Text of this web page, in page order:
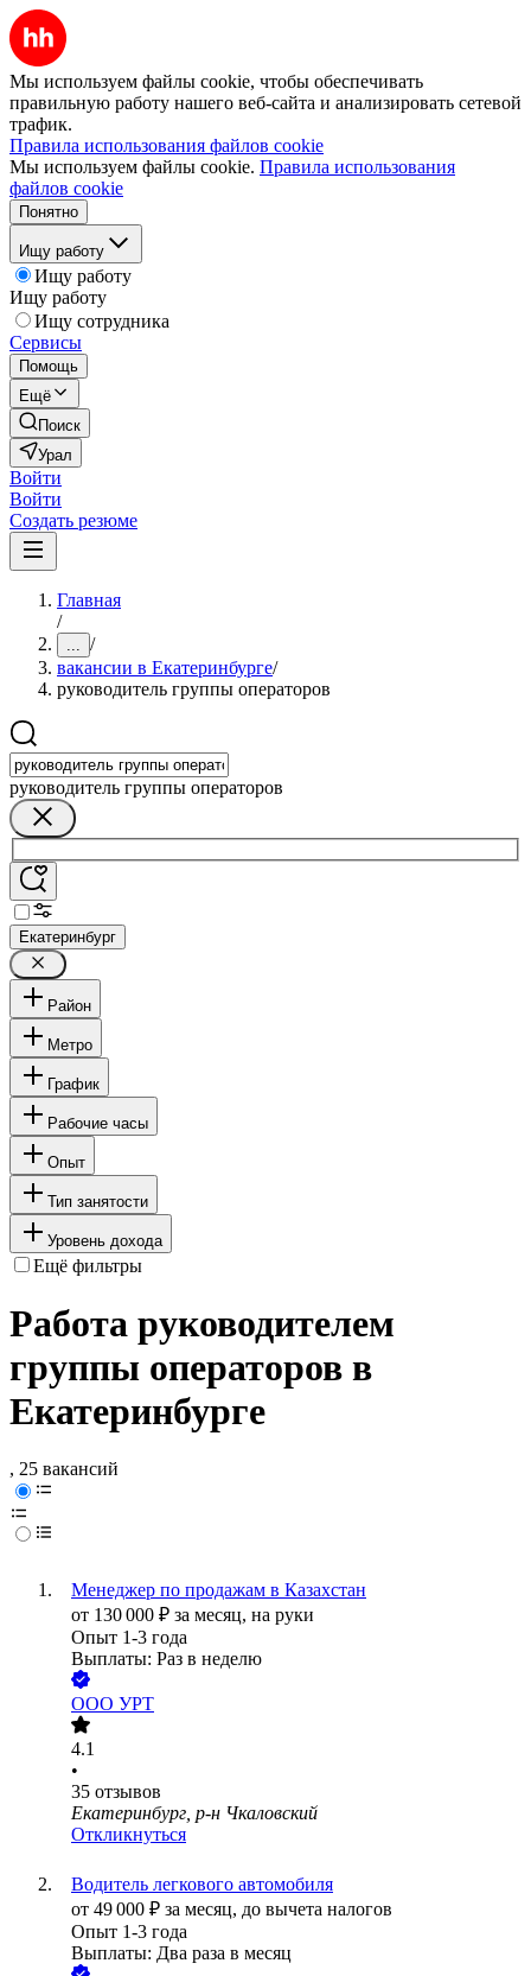
Мы используем файлы cookie, чтобы обеспечивать
правильную работу нашего веб-сайта и анализировать сетевой
трафик.
Правила использования файлов cookie
Мы используем файлы cookie. Правила использования
файлов cookie
Понятно
Ищу работу
Ищу работу
Ищу работу
Ищу сотрудника
Сервисы
Помощь
Ещё
Поиск
Урал
Войти
Войти
Создать резюме
Главная
/
... /
вакансии в Екатеринбурге/
руководитель группы операторов
руководитель группы операторов
Екатеринбург
Район
Метро
График
Рабочие часы
Опыт
Тип занятости
Уровень дохода
Ещё фильтры
Работа руководителем
группы операторов в
Екатеринбурге
, 25 вакансий
Менеджер по продажам в Казахстан
от 130 000 ₽ за месяц, на руки
Опыт 1-3 года
Выплаты: Раз в неделю
ООО УРТ
4.1
•
35 отзывов
Екатеринбург, р-н Чкаловский
Откликнуться
Водитель легкового автомобиля
от 49 000 ₽ за месяц, до вычета налогов
Опыт 1-3 года
Выплаты: Два раза в месяц